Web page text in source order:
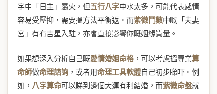
字中「日主」屬火，但五行八字中水太多，可能代表感情
容易受壓抑，需要搵方法平衡返。而紫微鬥數中嘅「夫妻
宮」有冇吉星入駐，亦會直接影響你嘅姻緣質量。
如果想深入分析自己嘅愛情婚姻命格，可以考慮搵專業算
命師做命理諮詢 ，或者用命理工具軟體自己初步睇吓。例
如， 八字算命可以睇到邊個大運有利結婚，而紫微命盤就